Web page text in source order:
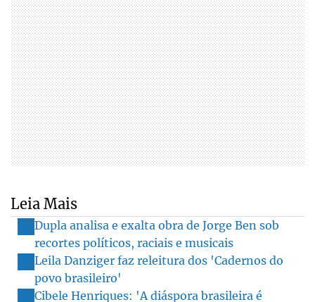
Leia Mais
Dupla analisa e exalta obra de Jorge Ben sob
recortes políticos, raciais e musicais
Leila Danziger faz releitura dos 'Cadernos do
povo brasileiro'
Cibele Henriques: 'A diáspora brasileira é